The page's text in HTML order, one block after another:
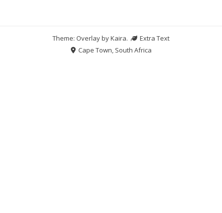
Theme: Overlay byKaira.
Extra Text
Cape Town, South Africa